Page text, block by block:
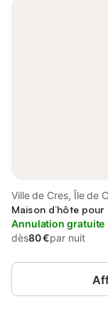
Ville de Cres, Île de
Maison d’hôte
Annulation gratuite
dès80 €par nuit